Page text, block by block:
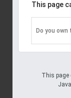
This page
This page
Do you